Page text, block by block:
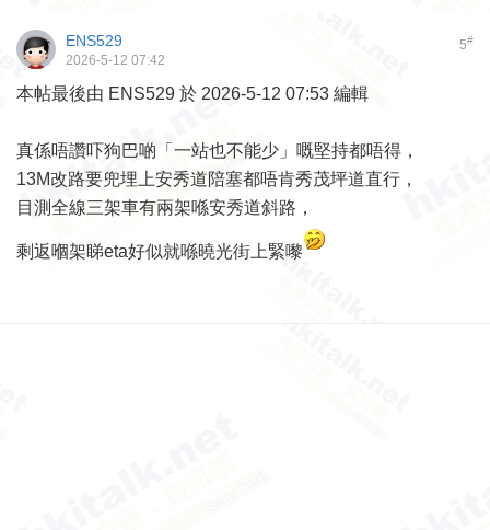
5#
ENS529
2026-5-12 07:42
本帖最後由 ENS529 於 2026-5-12 07:53 編輯
真係唔讚吓狗巴啲「一站也不能少」嘅堅持都唔得，
13M改路要兜埋上安秀道陪塞都唔肯秀茂坪道直行，
目測全線三架車有兩架喺安秀道斜路，
剩返嗰架睇eta好似就喺曉光街上緊嚟